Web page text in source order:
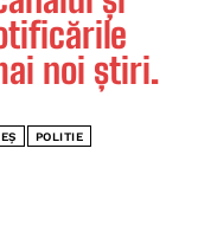
noi știri.
POLITIE